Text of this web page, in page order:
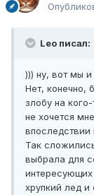
Leo писал:
))) ну, вот мы
Нет, конечно,
злобу на
не хочется
впоследствии
Так
выбрала для
хрупкий лед и